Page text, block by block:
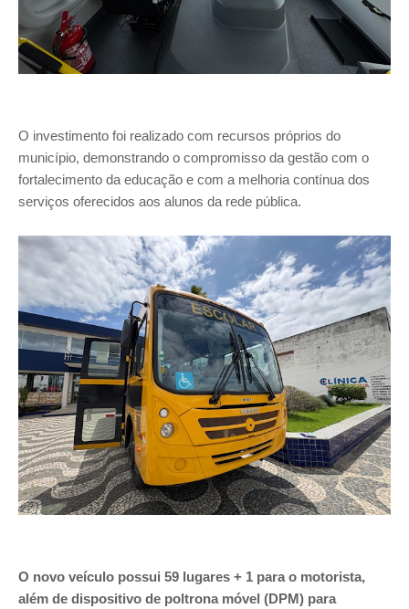
O investimento foi realizado com recursos próprios do
município, demonstrando o compromisso da gestão com o
fortalecimento da educação e com a melhoria contínua dos
serviços oferecidos aos alunos da rede pública.
O novo veículo possui 59 lugares + 1 para o motorista,
além de dispositivo de poltrona móvel (DPM) para